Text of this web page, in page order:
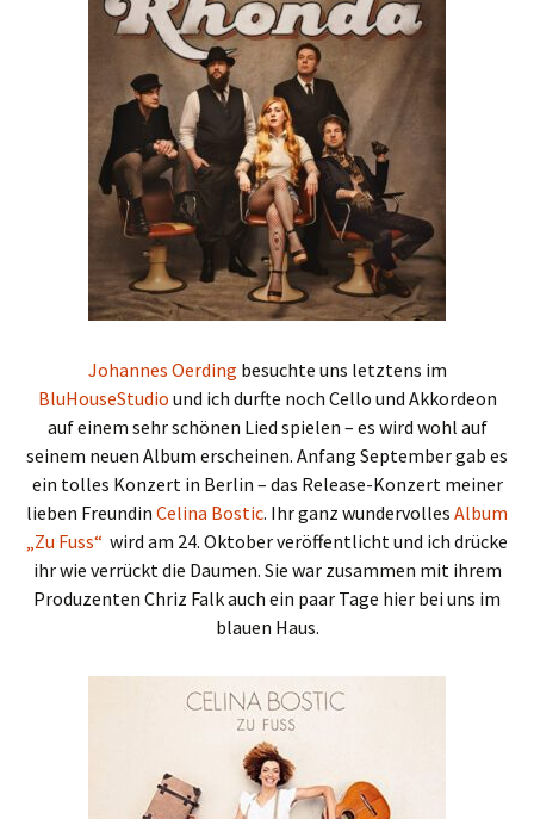
Johannes Oerding besuchte uns letztens im
BluHouseStudio und ich durfte noch Cello und Akkordeon
auf einem sehr schönen Lied spielen – es wird wohl auf
seinem neuen Album erscheinen. Anfang September gab es
ein tolles Konzert in Berlin – das Release-Konzert meiner
lieben Freundin Celina Bostic. Ihr ganz wundervolles Album
„Zu Fuss“ wird am 24. Oktober veröffentlicht und ich drücke
ihr wie verrückt die Daumen. Sie war zusammen mit ihrem
Produzenten Chriz Falk auch ein paar Tage hier bei uns im
blauen Haus.